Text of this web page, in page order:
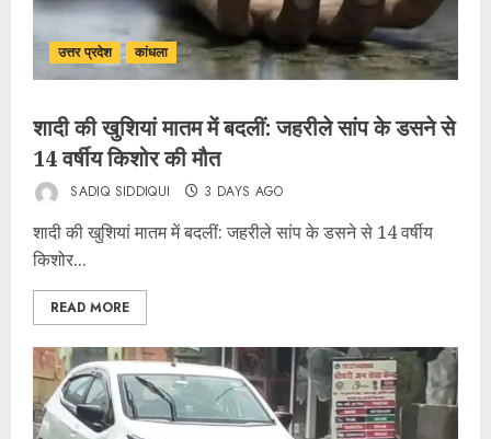
उत्तर प्रदेश कांधला
शादी की खुशियां मातम में बदलीं: जहरीले सांप के डसने से
14 वर्षीय किशोर की मौत
SADIQ SIDDIQUI 3 DAYS AGO
शादी की खुशियां मातम में बदलीं: जहरीले सांप के डसने से 14 वर्षीय
किशोर...
READ MORE